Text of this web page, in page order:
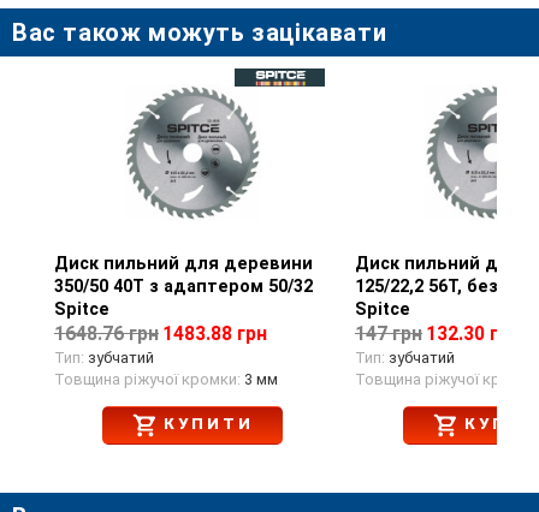
безпосереднє навантаження на рухомі частини
обладнання. Диск застосовується з циркулярними
Вас також можуть зацікавати
Перегляд товару
Диск пильний для деревини
350/50 40T з адаптером 50/32
Spitce
1648.76 грн 1483.88 грн
Тип: зубчатий
Товщина ріжучої кромки: 3 мм
КУПИТИ
Перегляд
Диск пильний для
125/22,2 56T, без
Spitce
147 грн 132.30 грн
Тип: зубчатий
Товщина ріжучої